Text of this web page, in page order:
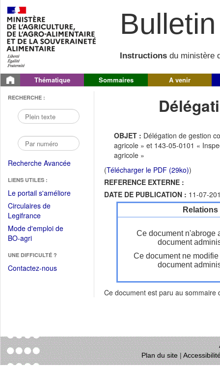
Instructions du ministère
Thématique Sommaires A venir
RECHERCHE :
Recherche Avancée
LIENS UTILES :
Le portail s'améliore(Fichier
Circulaires de
Legifrance(Ouvrir
dans
une
fenêtre)
Mode d'emploi de
BO-agri(Ouvrir
une
nouvelle
UNE DIFFICULTÉ ?
Contactez-nous
OBJET : Délégation de gestion
agricole » et 143-05-0101 «
agricole »
(Télécharger le PDF (29ko))
REFERENCE EXTERNE :
DATE DE PUBLICATION : 11-07-
Ce document n'abroge
document
Ce document ne
document
Ce document est paru au sommaire
Plan du site|